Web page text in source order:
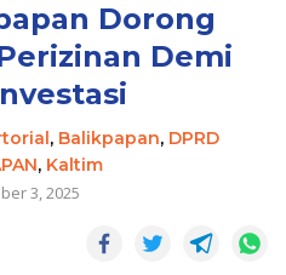
Dorong
Demi
, Balikpapan, DPRD
, Kaltim
3, 2025